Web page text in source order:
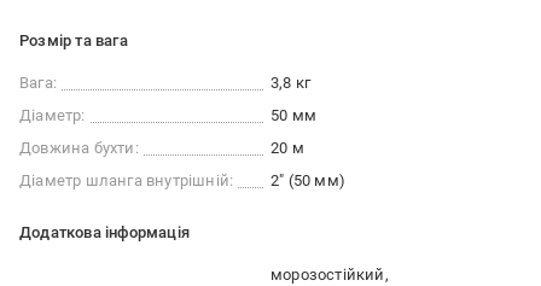
Розмір та вага
Вага:
3,8 кг
Діаметр:
50 мм
Довжина бухти:
20 м
Діаметр шланга внутрішній:
2" (50 мм)
Додаткова інформація
морозостійкий